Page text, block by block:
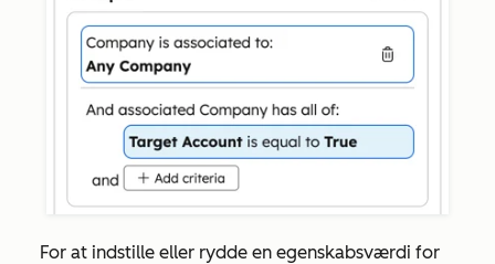
For at indstille eller rydde en egenskabsværdi for